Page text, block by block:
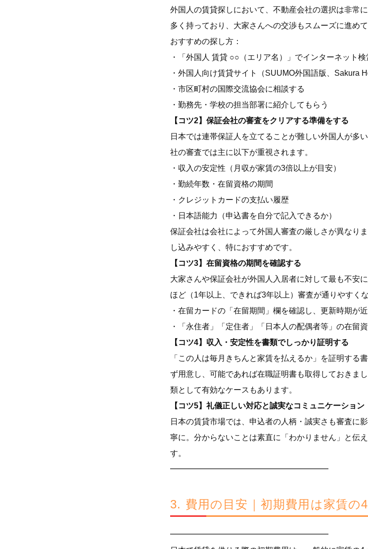
外国人の賃貸探しにおいて、不動産会社の選択は非常
多く持っており、大家さんへの交渉もスムーズに進めて
おすすめの探し方：
・「外国人 賃貸 ○○（エリア名）」でインターネット検
・外国人向け賃貸サイト（SUUMO外国語版、Sakura
・市区町村の国際交流協会に相談する
・勤務先・学校の担当部署に紹介してもらう
【コツ2】保証会社の審査をクリアする準備をする
日本では連帯保証人を立てることが難しい外国人が多
社の審査では主に以下が重視されます。
・収入の安定性（月収が家賃の3倍以上が目安）
・勤続年数・在留資格の期間
・クレジットカードの支払い履歴
・日本語能力（申込書を自分で記入できるか）
保証会社は会社によって外国人審査の厳しさが異なり
し込みやすく、特におすすめです。
【コツ3】在留資格の期間を確認する
大家さんや保証会社が外国人入居者に対して最も不安
ほど（1年以上、できれば3年以上）審査が通りやすくな
・在留カードの「在留期間」欄を確認し、更新時期が
・「永住者」「定住者」「日本人の配偶者等」の在留
【コツ4】収入・安定性を書類でしっかり証明する
「この人は毎月きちんと家賃を払えるか」を証明す
ず用意し、可能であれば在職証明書も取得しておきま
類として有効なケースもあります。
【コツ5】礼儀正しい対応と誠実なコミュニケーション
日本の賃貸市場では、申込者の人柄・誠実さも審査に
寧に。分からないことは素直に「わかりません」と伝
す。
━━━━━━━━━━━━━━━━━━━━
3. 費用の目安｜初期費用は家賃の
━━━━━━━━━━━━━━━━━━━━